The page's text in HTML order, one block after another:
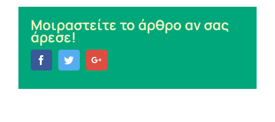
Μοιραστείτε το άρθρο αν σας
άρεσε!
FacebookTwitter